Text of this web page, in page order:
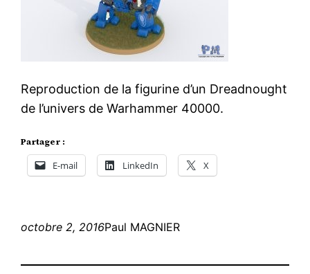
Reproduction de la figurine d’un Dreadnought
de l’univers de Warhammer 40000.
Partager :
E-mail LinkedIn X
octobre 2, 2016Paul MAGNIER